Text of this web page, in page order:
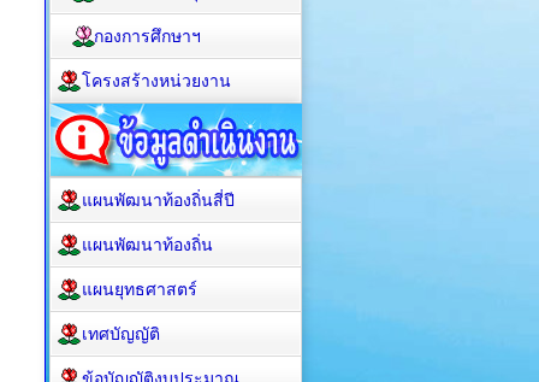
กองการศึกษาฯ
โครงสร้างหน่วยงาน
แผนพัฒนาท้องถิ่นสี่ปี
แผนพัฒนาท้องถิ่น
แผนยุทธศาสตร์
เทศบัญญัติ